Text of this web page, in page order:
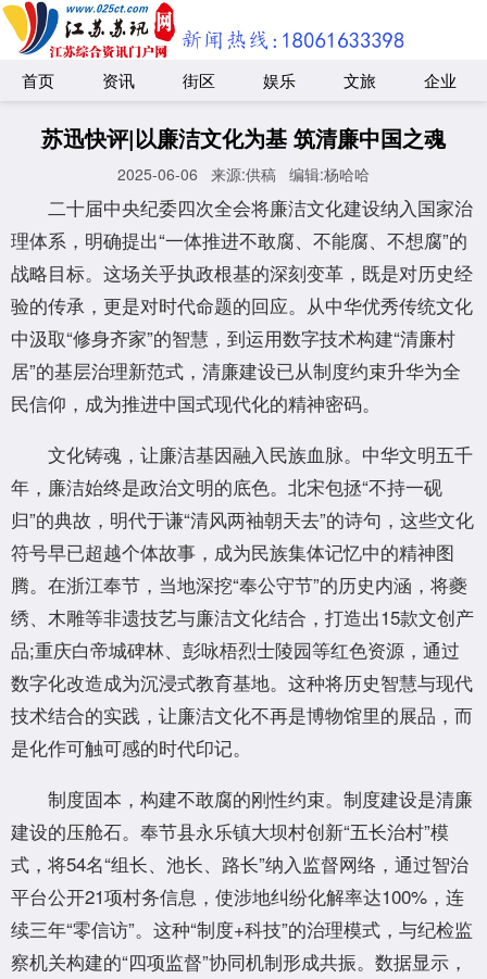
首页 资讯 街区 娱乐 文旅 企业
苏迅快评|以廉洁文化为基 筑清廉中国之魂
2025-06-06 来源:供稿 编辑:杨哈哈
二十届中央纪委四次全会将廉洁文化建设纳入国家治
理体系，明确提出“一体推进不敢腐、不能腐、不想腐”的
战略目标。这场关乎执政根基的深刻变革，既是对历史经
验的传承，更是对时代命题的回应。从中华优秀传统文化
中汲取“修身齐家”的智慧，到运用数字技术构建“清廉村
居”的基层治理新范式，清廉建设已从制度约束升华为全
民信仰，成为推进中国式现代化的精神密码。
文化铸魂，让廉洁基因融入民族血脉。中华文明五千
年，廉洁始终是政治文明的底色。北宋包拯“不持一砚
归”的典故，明代于谦“清风两袖朝天去”的诗句，这些文化
符号早已超越个体故事，成为民族集体记忆中的精神图
腾。在浙江奉节，当地深挖“奉公守节”的历史内涵，将夔
绣、木雕等非遗技艺与廉洁文化结合，打造出15款文创产
品;重庆白帝城碑林、彭咏梧烈士陵园等红色资源，通过
数字化改造成为沉浸式教育基地。这种将历史智慧与现代
技术结合的实践，让廉洁文化不再是博物馆里的展品，而
是化作可触可感的时代印记。
制度固本，构建不敢腐的刚性约束。制度建设是清廉
建设的压舱石。奉节县永乐镇大坝村创新“五长治村”模
式，将54名“组长、池长、路长”纳入监督网络，通过智治
平台公开21项村务信息，使涉地纠纷化解率达100%，连
续三年“零信访”。这种“制度+科技”的治理模式，与纪检监
察机关构建的“四项监督”协同机制形成共振。数据显示，